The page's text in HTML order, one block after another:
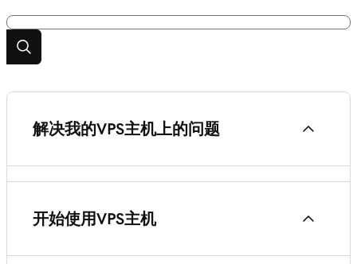
解决我的VPS主机上的问题
开始使用VPS主机